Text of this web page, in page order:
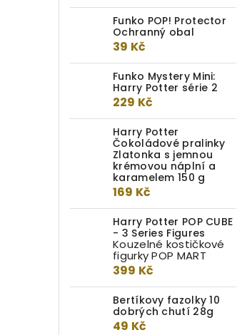
Funko POP! Protector
Ochranný obal
39 Kč
Funko Mystery Mini:
Harry Potter série 2
229 Kč
Harry Potter
Čokoládové pralinky
Zlatonka s jemnou
krémovou náplní a
karamelem 150 g
169 Kč
Harry Potter POP CUBE
- 3 Series Figures
Kouzelné kostičkové
figurky POP MART
399 Kč
Bertíkovy fazolky 10
dobrých chutí 28g
49 Kč